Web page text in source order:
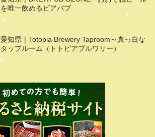
を唯一飲めるビアパブ
愛知県｜Totopia Brewery Taproom～真っ白な
タップルーム（トトピアブルワリー）